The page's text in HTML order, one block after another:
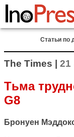
Статьи по
The Times | 21
Тьма
G8
Бронуен